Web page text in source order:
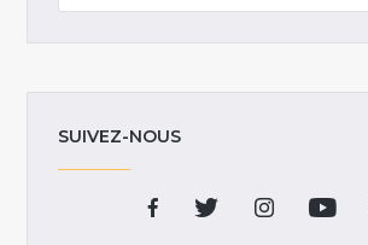
SUIVEZ-NOUS